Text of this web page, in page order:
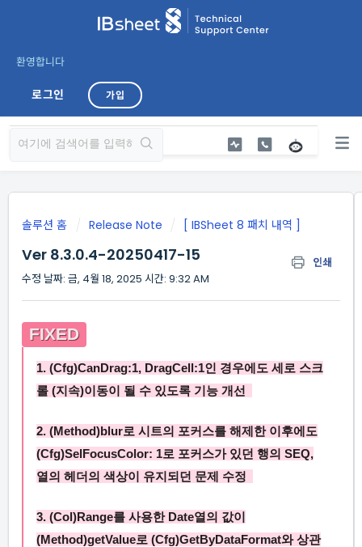
환영합니다
로그인 가입
솔루션 홈 Release Note [ IBSheet 8 패치 내역 ]
Ver 8.3.0.4-20250417-15
인쇄
수정 날짜: 금, 4월 18, 2025 시간: 9:32 AM
FIXED
1. (Cfg)CanDrag:1, DragCell:1인 경우에도 세로 스크
롤 (지속)이동이 될 수 있도록 기능 개선
2. (Method)blur로 시트의 포커스를 해제한 이후에도
(Cfg)SelFocusColor: 1로 포커스가 있던 행의 SEQ,
열의 헤더의 색상이 유지되던 문제 수정
3. (Col)Range를 사용한 Date열의 값이
(Method)getValue로 (Cfg)GetByDataFormat와 상관